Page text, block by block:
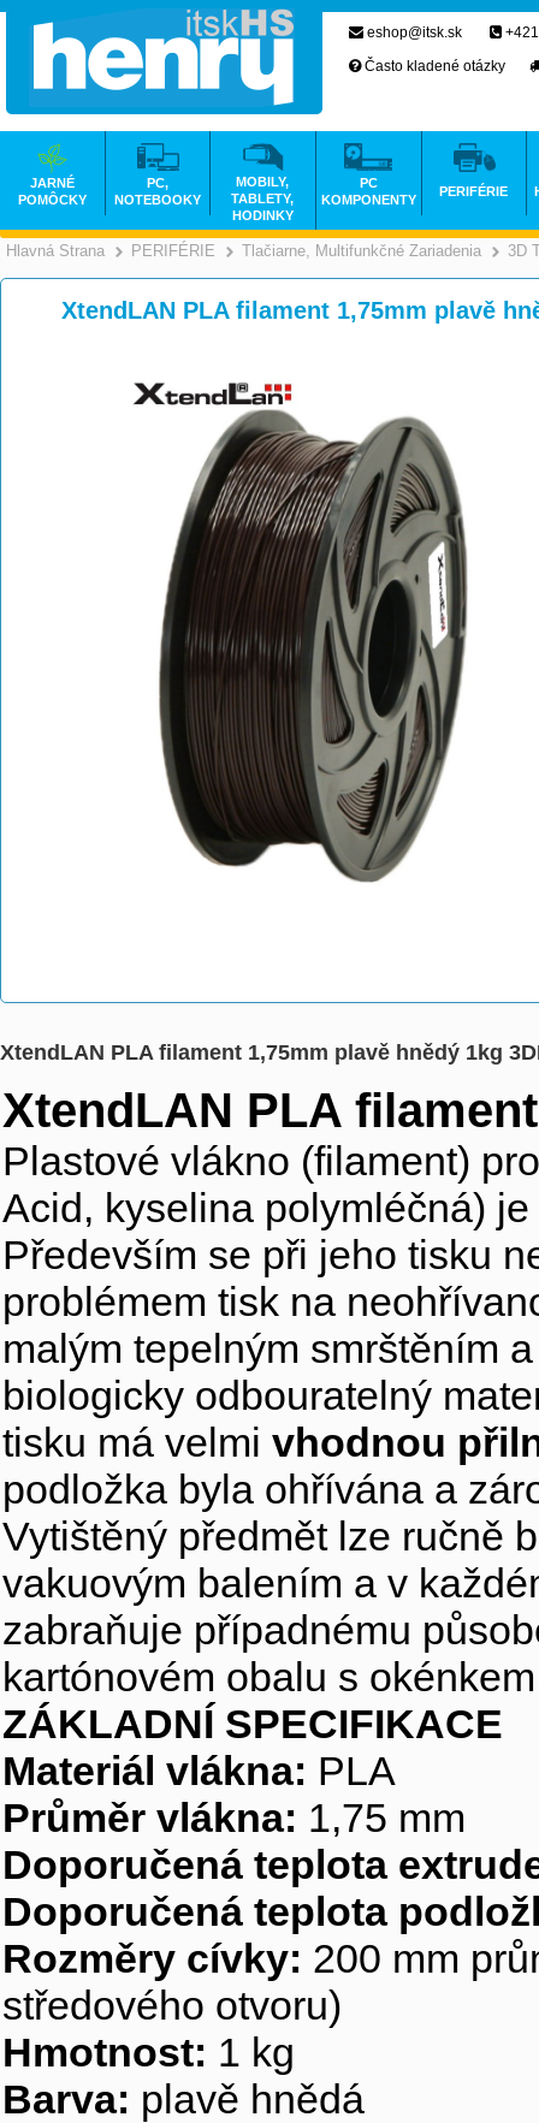
Hlavná Strana >
PERIFÉRIE >
Tlačiarne, Multifunkčné Zariadenia 3D
XtendLAN PLA filament 1,75mm plavě
XtendLAN PLA filament 1,75mm plavě hnědý 1kg
XtendLAN PLA
Plastové vlákno (filament)
Acid, kyselina polymléčná)
Především se při jeho tisku
problémem tisk na
malým tepelným smrštěním
biologicky odbouratelný
tisku má velmi vhodnou
podložka byla ohřívána a
Vytištěný předmět lze ručně
vakuovým balením a v
zabraňuje případnému
kartónovém obalu s
ZÁKLADNÍ SPECIFIKACE
Materiál vlákna: PLA
Průměr vlákna: 1,75 mm
Doporučená teplota
Doporučená teplota
Rozměry cívky: 200 mm
středového otvoru)
Hmotnost: 1 kg
Barva: plavě hnědá
eshop@itsk.sk
Často kladené otázky
JARNÉ
POMÔCKY
PC,
NOTEBOOKY
MOBILY,
TABLETY,
HODINKY
PC
KOMPONENTY
PERIFÉRIE